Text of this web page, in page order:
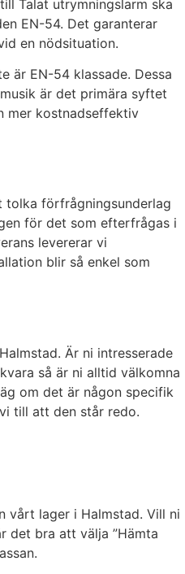
Talat utrymningslarm ska
EN-54. Det garanterar
en nödsituation.
är EN-54 klassade. Dessa
är det primära syftet
mer kostnadseffektiv
tolka förfrågningsunderlag
för det som efterfrågas i
levererar vi
blir så enkel som
Är ni intresserade
så är ni alltid välkomna
om det är någon specifik
till att den står redo.
vårt lager i Halmstad. Vill ni
det bra att välja ”Hämta